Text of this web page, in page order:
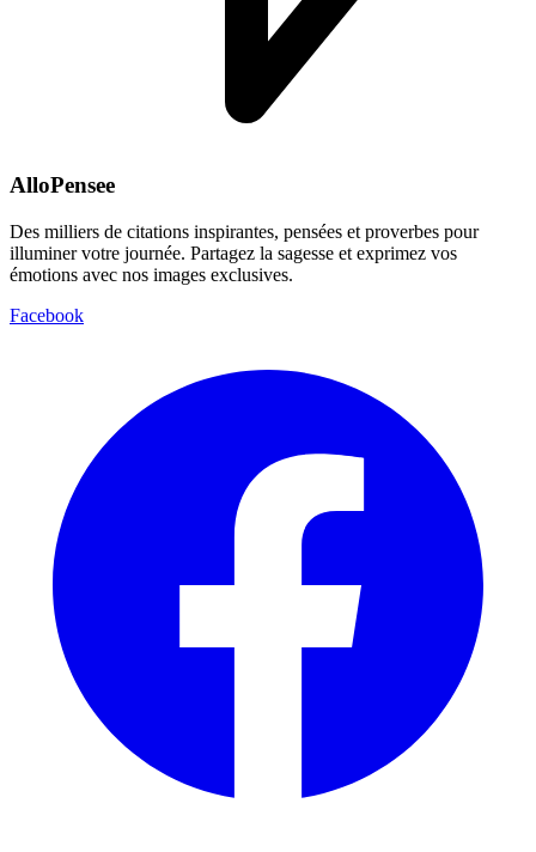
AlloPensee
Des milliers de citations inspirantes, pensées et proverbes pour
illuminer votre journée. Partagez la sagesse et exprimez vos
émotions avec nos images exclusives.
Facebook